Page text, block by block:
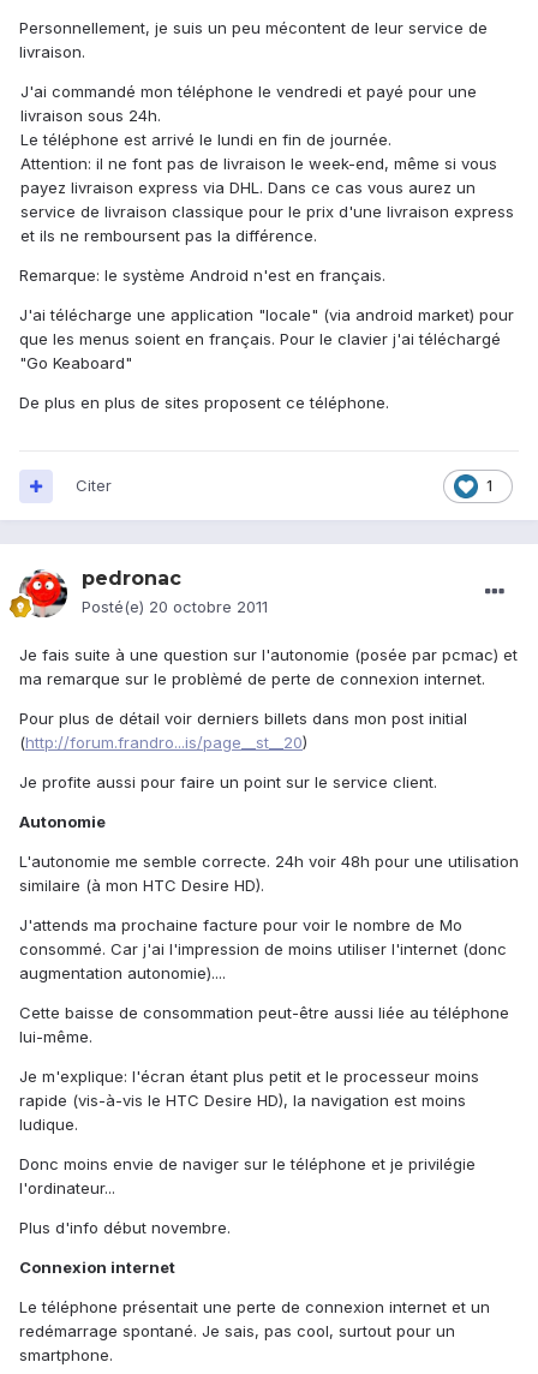
Personnellement, je suis un peu mécontent de leur service de
livraison.
J'ai commandé mon téléphone le vendredi et payé pour une
livraison sous 24h.
Le téléphone est arrivé le lundi en fin de journée.
Attention: il ne font pas de livraison le week-end, même si vous
payez livraison express via DHL. Dans ce cas vous aurez un
service de livraison classique pour le prix d'une livraison express
et ils ne remboursent pas la différence.
Remarque: le système Android n'est en français.
J'ai télécharge une application "locale" (via android market) pour
que les menus soient en français. Pour le clavier j'ai téléchargé
"Go Keaboard"
De plus en plus de sites proposent ce téléphone.
1
Citer
pedronac
Posté(e) 20 octobre 2011
Je fais suite à une question sur l'autonomie (posée par pcmac) et
ma remarque sur le problèmé de perte de connexion internet.
Pour plus de détail voir derniers billets dans mon post initial
(http://forum.frandro...is/page__st__20)
Je profite aussi pour faire un point sur le service client.
Autonomie
L'autonomie me semble correcte. 24h voir 48h pour une utilisation
similaire (à mon HTC Desire HD).
J'attends ma prochaine facture pour voir le nombre de Mo
consommé. Car j'ai l'impression de moins utiliser l'internet (donc
augmentation autonomie)....
Cette baisse de consommation peut-être aussi liée au téléphone
lui-même.
Je m'explique: l'écran étant plus petit et le processeur moins
rapide (vis-à-vis le HTC Desire HD), la navigation est moins
ludique.
Donc moins envie de naviger sur le téléphone et je privilégie
l'ordinateur...
Plus d'info début novembre.
Connexion internet
Le téléphone présentait une perte de connexion internet et un
redémarrage spontané. Je sais, pas cool, surtout pour un
smartphone.